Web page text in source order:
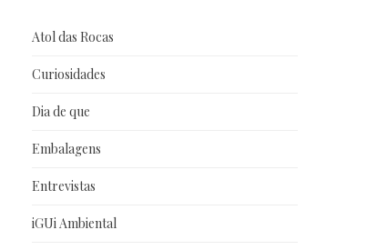
Atol das Rocas
Curiosidades
Dia de que
Embalagens
Entrevistas
iGUi Ambiental